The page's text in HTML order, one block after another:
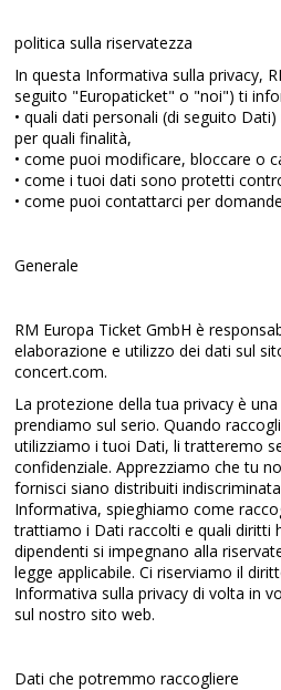
politica sulla riservatezza
In questa Informativa sulla privacy,
seguito "Europaticket" o "noi") ti
• quali dati personali (di seguito
per quali finalità,
• come puoi modificare, bloccare o
• come i tuoi dati sono protetti
• come puoi contattarci per
Generale
RM Europa Ticket GmbH è
elaborazione e utilizzo dei dati sul
concert.com.
La protezione della tua privacy è
prendiamo sul serio. Quando
utilizziamo i tuoi Dati, li tratteremo
confidenziale. Apprezziamo che tu
fornisci siano distribuiti
Informativa, spieghiamo come
trattiamo i Dati raccolti e quali diritti
dipendenti si impegnano alla
legge applicabile. Ci riserviamo il
Informativa sulla privacy di volta in
sul nostro sito web.
Dati che potremmo raccogliere